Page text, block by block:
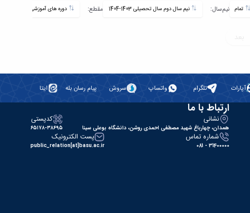
نیم‌سال: نیم سال دوم سال تحصیلی 1403-1404 مقطع:
بعد
آپارات تلگرام واتساپ سروش پیام رسان بله ایتا
ارتباط با ما
نشانی
همدان، چهارباغ شهید مصطفی احمدی روشن، دانشگاه بوعلی سینا
کدپستی
۶۵۱۷۸-۳۸۶۹۵
شماره تماس
31400000 - 081
پست الکترونیک
public_relation[at]basu.ac.ir